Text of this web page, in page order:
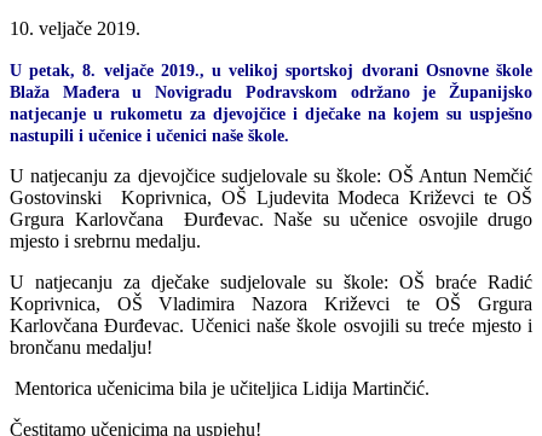
10. veljače 2019.
U petak, 8. veljače 2019., u velikoj sportskoj dvorani Osnovne škole
Blaža Mađera u Novigradu Podravskom održano je Županijsko
natjecanje u rukometu za djevojčice i dječake na kojem su uspješno
nastupili i učenice i učenici naše škole.
U natjecanju za djevojčice sudjelovale su škole: OŠ Antun Nemčić
Gostovinski Koprivnica, OŠ Ljudevita Modeca Križevci te OŠ
Grgura Karlovčana Đurđevac. Naše su učenice osvojile drugo
mjesto i srebrnu medalju.
U natjecanju za dječake sudjelovale su škole: OŠ braće Radić
Koprivnica, OŠ Vladimira Nazora Križevci te OŠ Grgura
Karlovčana Đurđevac. Učenici naše škole osvojili su treće mjesto i
brončanu medalju!
Mentorica učenicima bila je učiteljica Lidija Martinčić.
Čestitamo učenicima na uspjehu!